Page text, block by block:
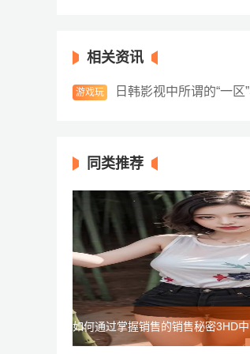
相关资讯
游戏玩
日韩影视中所谓的“一区
同类推荐
如何通过掌握销售的销售秘密3HD